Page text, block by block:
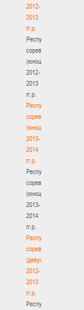
2012-
2013
гг.р.
Республиканские
соревнования
(юноши)
2012-
2013
гг.р.
Республиканские
соревнования
(юноши)
2013-
2014
гг.р.
Республиканские
соревнования
(юноши)
2013-
2014
гг.р.
Республиканские
соревнования
(девушки)
2012-
2013
гг.р.
Республиканские